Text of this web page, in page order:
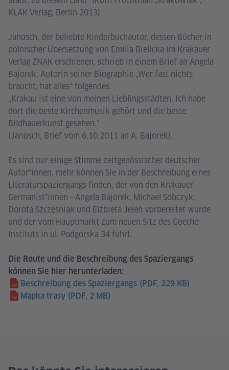
KLAK Verlag, Berlin 2013)
Janosch, der beliebte Kinderbuchautor, dessen Bücher in
polnischer Übersetzung von Emilia Bielicka im Krakauer
Verlag ZNAK erschienen, schrieb in einem Brief an Angela
Bajorek, Autorin seiner Biographie „Wer fast nichts
braucht, hat alles“ folgendes:
„Krakau ist eine von meinen Lieblingsstädten. Ich habe
dort die beste Kirchenmusik gehört und die beste
Bildhauerkunst gesehen.“
(Janosch, Brief vom 6.10.2011 an A. Bajorek).
Es sind nur einige Stimme zeitgenössischer deutscher
Autor*innen, mehr können Sie in der Beschreibung eines
Literaturspaziergangs finden, der von den Krakauer
Germanist*innen - Angela Bajorek, Michael Sobczyk,
Dorota Szczęśniak und Elżbieta Jeleń vorbereitet wurde
und der vom Hauptmarkt zum neuen Sitz des Goethe-
Instituts in ul. Podgórska 34 führt.
Die Route und die Beschreibung des Spaziergangs
können Sie hier herunterladen:
Beschreibung des Spaziergangs (PDF, 229 KB)
Mapka trasy (PDF, 2 MB)